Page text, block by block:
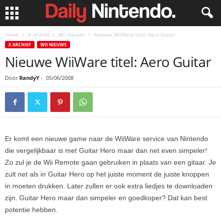
Home X Archief Wii Nieuws Nieuwe WiiWare titel: Aero Guitar
X ARCHIEF WII NIEUWS
Nieuwe WiiWare titel: Aero Guitar
Door RandyY - 05/06/2008
Er komt een nieuwe game naar de WiiWare service van Nintendo
die vergelijkbaar is met Guitar Hero maar dan net even simpeler!
Zo zul je de Wii Remote gaan gebruiken in plaats van een gitaar. Je
zult net als in Guitar Hero op het juiste moment de juiste knoppen
in moeten drukken. Later zullen er ook extra liedjes te downloaden
zijn. Guitar Hero maar dan simpeler en goedkoper? Dat kan best
potentie hebben.